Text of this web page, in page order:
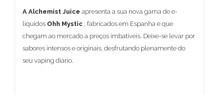
A Alchemist Juice apresenta a sua nova gama de e-
líquidos Ohh Mystic , fabricados em Espanha e que
chegam ao mercado a preços imbatíveis. Deixe-se levar por
sabores intensos e originais, desfrutando plenamente do
seu vaping diário.